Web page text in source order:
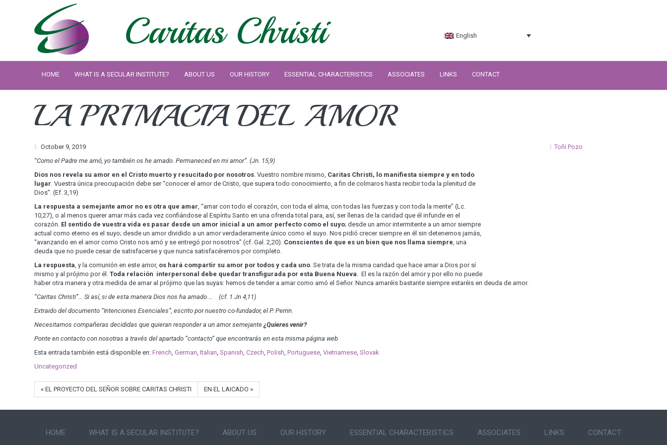
Caritas Christi English
HOME WHAT IS A SECULAR INSTITUTE? ABOUT US OUR HISTORY ESSENTIAL CHARACTERISTICS ASSOCIATES LINKS CONTACT
LA PRIMACIA DEL AMOR
October 9, 2019
Toñi Pozo
“Como el Padre me amó, yo también os he amado. Permaneced en mi amor”. (Jn. 15,9)
Dios nos revela su amor en el Cristo muerto y resucitado por nosotros. Vuestro nombre mismo, Caritas Christi, lo manifiesta siempre y en todo
lugar . Vuestra única preocupación debe ser “conocer el amor de Cristo, que supera todo conocimiento, a fin de colmaros hasta recibir toda la plenitud de
Dios”. (Ef. 3,19)
La respuesta a semejante amor no es otra que amar , “amar con todo el corazón, con toda el alma, con todas las fuerzas y con toda la mente” (Lc.
10,27), o al menos querer amar más cada vez confiándose al Espíritu Santo en una ofrenda total para, así, ser llenas de la caridad que él infunde en el
corazón. El sentido de vuestra vida es pasar desde un amor inicial a un amor per­fecto como el suyo; desde un amor intermitente a un amor siempre
actual como eterno es el suyo; desde un amor dividido a un amor verdaderamente único como el suyo. Nos pidió crecer siempre en él sin detenernos jamás,
“avanzando en el amor co­mo Cristo nos amó y se entregó por nosotros” (cf. Gal. 2,20). Conscientes de que es un bien que nos llama siempre , una
deuda que no puede cesar de satisfacerse y que nunca satisfacéremos por completo.
La respuesta , y la comunión en este amor, os hará compartir su amor por todos y cada uno. Se trata de la misma caridad que hace amar a Dios por sí
mismo y al prójimo por él. Toda rela­ción interpersonal debe quedar transfigurada por esta Buena Nueva . El es la razón del amor y por ello no puede
haber otra manera y otra medida de amar al prójimo que las suyas: hemos de tender a amar como amó el Señor. Nunca amaréis bastante siempre estaréis en deuda de amor.
“Caritas Christi”… Si así, si de esta mane­ra Dios nos ha amado … (cf. 1 Jn 4,11)
Extraido del documento “Intenciones Esenciales”, escrito por nuestro co-fundador, el P. Perrin.
Necesitamos compañeras decididas que quieran responder a un amor semejante ¿Quieres venir?
Ponte en contacto con nosotras a través del apartado “contacto” que encontrarás en esta misma página web
Esta entrada también está disponible en: French German Italian Spanish Czech Polish Portuguese Vietnamese Slovak
Uncategorized
« EL PROYECTO DEL SEÑOR SOBRE CARITAS CHRISTI EN EL LAICADO »
HOME WHAT IS A SECULAR INSTITUTE? ABOUT US OUR HISTORY ESSENTIAL CHARACTERISTICS ASSOCIATES LINKS CONTACT